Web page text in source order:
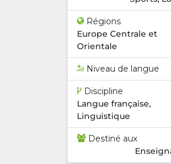
Régions
Europe Centrale et
Orientale
Niveau de langue
Discipline
Langue française,
Linguistique
Destiné aux